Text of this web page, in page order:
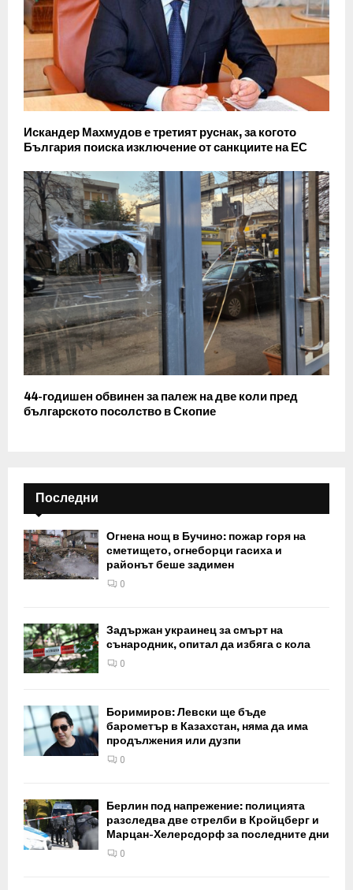
Искандер Махмудов е третият руснак, за когото
България поиска изключение от санкциите на ЕС
44-годишен обвинен за палеж на две коли пред
българското посолство в Скопие
Последни
Огнена нощ в Бучино: пожар горя на
сметището, огнеборци гасиха и
районът беше задимен
0
Задържан украинец за смърт на
сънародник, опитал да избяга с кола
0
Боримиров: Левски ще бъде
барометър в Казахстан, няма да има
продължения или дузпи
0
Берлин под напрежение: полицията
разследва две стрелби в Кройцберг и
Марцан-Хелерсдорф за последните дни
0